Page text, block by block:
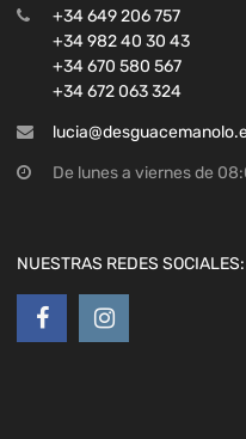
lucia@desguacemanolo.es
De lunes a viernes de